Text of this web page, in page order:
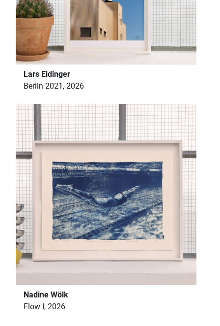
Lars Eidinger
Berlin 2021, 2026
Nadine Wölk
Flow I, 2026